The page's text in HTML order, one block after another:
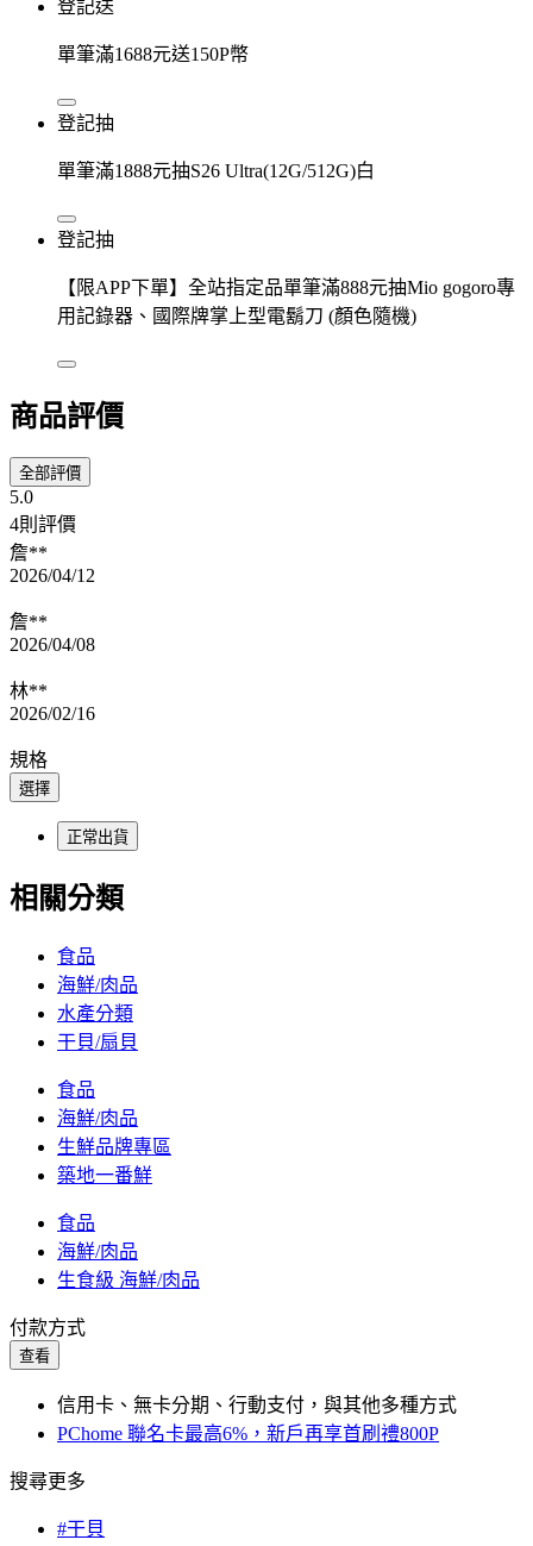
登記送
單筆滿1688元送150P幣
登記抽
單筆滿1888元抽S26 Ultra(12G/512G)白
登記抽
【限APP下單】全站指定品單筆滿888元抽Mio gogoro專
用記錄器、國際牌掌上型電鬍刀 (顏色隨機)
商品評價
全部評價
5.0
4則評價
詹**
2026/04/12
詹**
2026/04/08
林**
2026/02/16
規格
選擇
正常出貨
相關分類
食品
海鮮/肉品
水產分類
干貝/扇貝
食品
海鮮/肉品
生鮮品牌專區
築地一番鮮
食品
海鮮/肉品
生食級 海鮮/肉品
付款方式
查看
信用卡、無卡分期、行動支付，與其他多種方式
PChome 聯名卡最高6%，新戶再享首刷禮800P
搜尋更多
#干貝